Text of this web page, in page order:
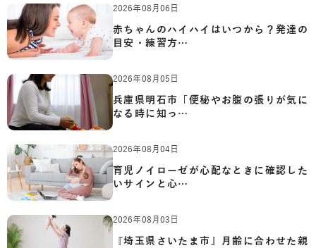
2026年08月06日
赤ちゃんのハイハイはいつから？発達の
目安・練習方…
2026年08月05日
兵庫県明石市「便秘やお腹の張りが気に
なる時に知っ…
2026年08月04日
育児ノイローゼが心配なときに確認した
いサインと心…
2026年08月03日
『埼玉県さいたま市』月齢に合わせた親